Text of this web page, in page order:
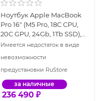
Ноутбук Apple MacBook
Pro 16" (M5 Pro, 18C CPU,
20C GPU, 24Gb, 1Tb SSD),
серебристый (MGE44)
Имеется недостаток в виде
невозможности
предустановки RuStore
за наличные
236 490 ₽